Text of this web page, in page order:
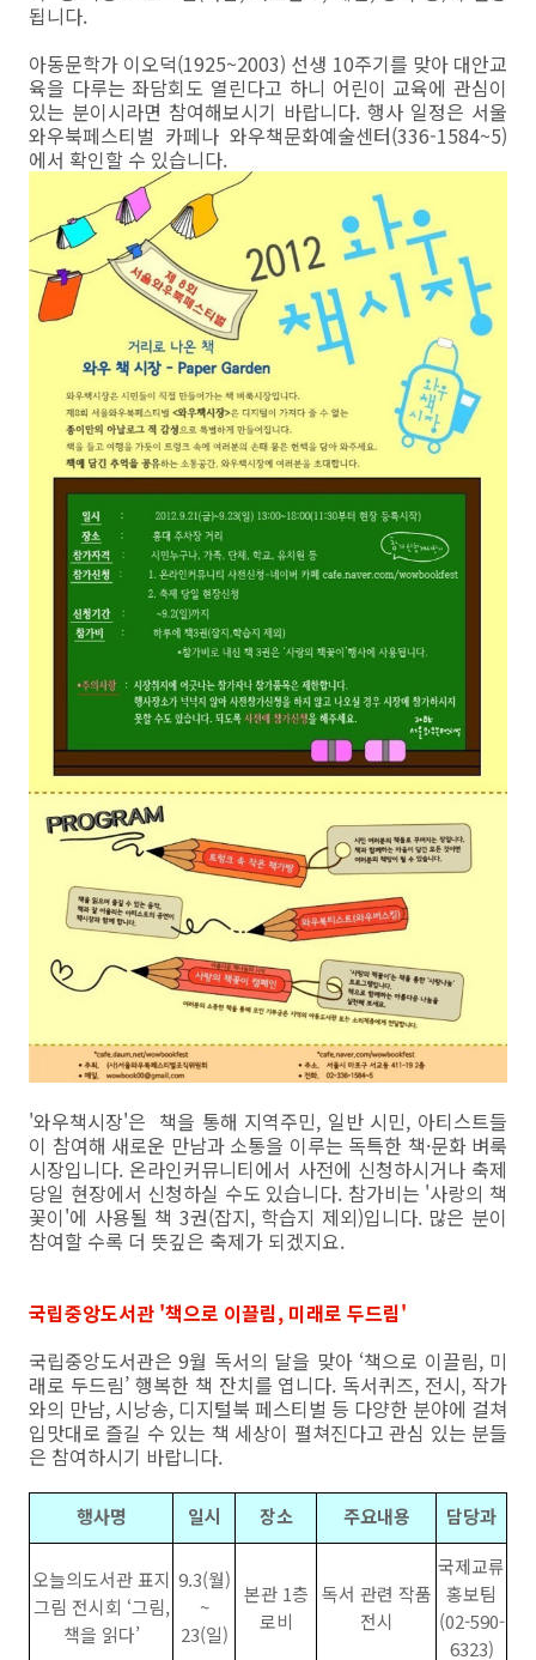
됩니다.
아동문학가 이오덕(1925~2003) 선생 10주기를 맞아 대안교
육을 다루는 좌담회도 열린다고 하니 어린이 교육에 관심이
있는 분이시라면 참여해보시기 바랍니다. 행사 일정은 서울
와우북페스티벌 카페나 와우책문화예술센터(336-1584~5)
에서 확인할 수 있습니다.
'와우책시장'은 책을 통해 지역주민, 일반 시민, 아티스트들
이 참여해 새로운 만남과 소통을 이루는 독특한 책·문화 벼룩
시장입니다. 온라인커뮤니티에서 사전에 신청하시거나 축제
당일 현장에서 신청하실 수도 있습니다. 참가비는 '사랑의 책
꽃이'에 사용될 책 3권(잡지, 학습지 제외)입니다. 많은 분이
참여할 수록 더 뜻깊은 축제가 되겠지요.
국립중앙도서관 '책으로 이끌림, 미래로 두드림'
국립중앙도서관은 9월 독서의 달을 맞아 ‘책으로 이끌림, 미
래로 두드림’ 행복한 책 잔치를 엽니다. 독서퀴즈, 전시, 작가
와의 만남, 시낭송, 디지털북 페스티벌 등 다양한 분야에 걸쳐
입맛대로 즐길 수 있는 책 세상이 펼쳐진다고 관심 있는 분들
은 참여하시기 바랍니다.
행사명 일시 장소 주요내용 담당과
오늘의도서관 표지
그림 전시회 ‘그림,
책을 읽다’
9.3(월)
~
23(일)
본관 1층
로비
독서 관련 작품
전시
국제교류
홍보팀
(02-590-
6323)